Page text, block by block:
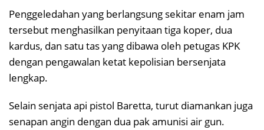
Penggeledahan yang berlangsung sekitar enam jam
tersebut menghasilkan penyitaan tiga koper, dua
kardus, dan satu tas yang dibawa oleh petugas KPK
dengan pengawalan ketat kepolisian bersenjata
lengkap.
Selain senjata api pistol Baretta, turut diamankan juga
senapan angin dengan dua pak amunisi air gun.